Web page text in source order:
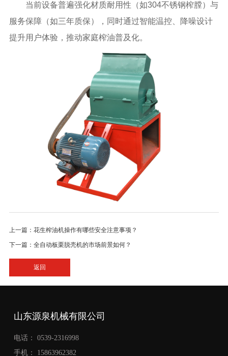
当前设备普遍强化材质耐用性（如304不锈钢榨膛）与
服务保障（如三年质保），同时通过智能温控、降噪设计
提升用户体验，推动家庭榨油普及化。
上一篇：花生榨油机操作有哪些安全注意事项？
下一篇：全自动板栗脱壳机的市场前景如何？
返回
山东源泉机械有限公司
电话： 0539-2316998
手机： 15863962382